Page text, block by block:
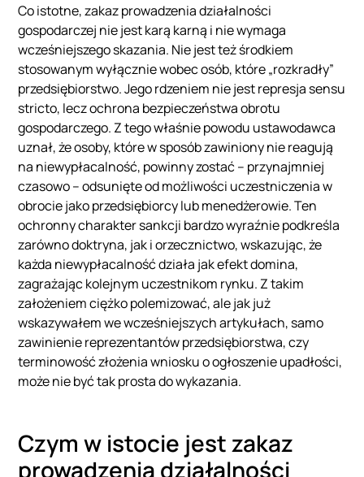
Co istotne, zakaz prowadzenia działalności
gospodarczej nie jest karą karną i nie wymaga
wcześniejszego skazania. Nie jest też środkiem
stosowanym wyłącznie wobec osób, które „rozkradły”
przedsiębiorstwo. Jego rdzeniem nie jest represja sensu
stricto, lecz ochrona bezpieczeństwa obrotu
gospodarczego. Z tego właśnie powodu ustawodawca
uznał, że osoby, które w sposób zawiniony nie reagują
na niewypłacalność, powinny zostać – przynajmniej
czasowo – odsunięte od możliwości uczestniczenia w
obrocie jako przedsiębiorcy lub menedżerowie. Ten
ochronny charakter sankcji bardzo wyraźnie podkreśla
zarówno doktryna, jak i orzecznictwo, wskazując, że
każda niewypłacalność działa jak efekt domina,
zagrażając kolejnym uczestnikom rynku. Z takim
założeniem ciężko polemizować, ale jak już
wskazywałem we wcześniejszych artykułach, samo
zawinienie reprezentantów przedsiębiorstwa, czy
terminowość złożenia wniosku o ogłoszenie upadłości,
może nie być tak prosta do wykazania.
Czym w istocie jest zakaz
prowadzenia działalności